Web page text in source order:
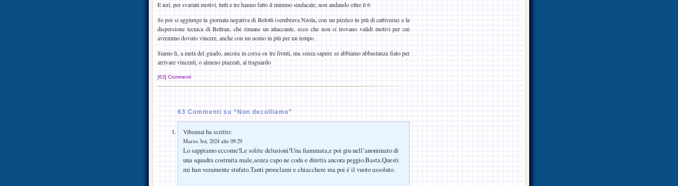
E ieri, per svariati motivi, tutti e tre hanno fatto il minimo sindacale, non andando oltre il 6
Se poi si aggiunge la giornata negativa di Belotti (sembrava Nzola, con un pizzico in più di cattiveria) e la
dispersione tecnica di Beltran, che rimane un attaccante, ecco che non si trovano validi motivi per cui
avremmo dovuto vincere, anche con un uomo in più per un tempo
Siamo lì, a metà del guado, ancora in corsa su tre fronti, ma senza sapere se abbiamo abbastanza fiato per
arrivare vincenti, o almeno piazzati, al traguardo
[63] Commenti
63 Commenti su “Non decolliamo”
Vibennal ha scritto:
Marzo 3rd, 2024 alle 09:29
Lo sappiamo eccome!Le solite delusioni!Una fiammata,e poi giu nell’anonimato di
una squadra costruita male,senza capo ne coda e diretta ancora peggio.Basta.Questi
mi han veramente stufato.Tanti prooclami e chiacchere ma poi é il vuoto assoluto.